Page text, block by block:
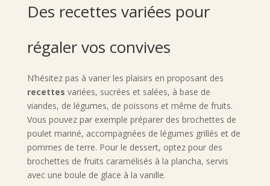
Des recettes variées pour
régaler vos convives
N’hésitez pas à varier les plaisirs en proposant des
recettes variées, sucrées et salées, à base de
viandes, de légumes, de poissons et même de fruits.
Vous pouvez par exemple préparer des brochettes de
poulet mariné, accompagnées de légumes grillés et de
pommes de terre. Pour le dessert, optez pour des
brochettes de fruits caramélisés à la plancha, servis
avec une boule de glace à la vanille.